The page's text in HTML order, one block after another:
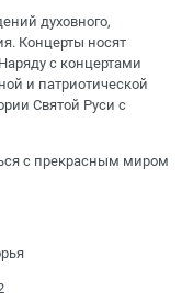
духовного,
Концерты носят
с концертами
и патриотической
Святой Руси с
с прекрасным миром